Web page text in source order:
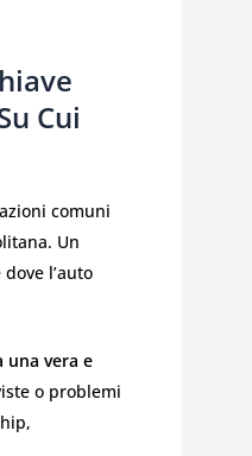
Cui
comuni
Un
l’auto
una vera e
o problemi